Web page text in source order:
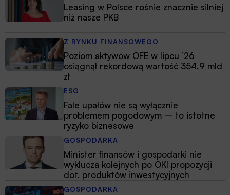
Leasing w Polsce rośnie znacznie silniej
niż nasze PKB
Z RYNKU FINANSOWEGO
Poziom aktywów OFE w lipcu ’26
osiągnął rekordową wartość 354,9 mld
zł
ESG
Fale upałów nie są wyłącznie
problemem pogodowym – to istotne
ryzyko biznesowe
GOSPODARKA
Minister finansów i gospodarki nie
wyklucza kolejnych po OKI propozycji
dot. produktów inwestycyjnych
GOSPODARKA